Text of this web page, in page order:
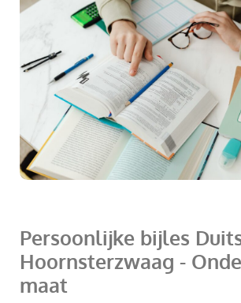
Persoonlijke bijles
Hoornsterzwaag -
maat